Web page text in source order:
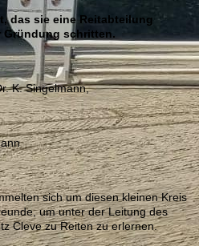
das sie eine Reitabteilung
schritten.
K. Singelmann,
sich um diesen kleinen Kreis
um unter der Leitung des
Cleve zu Reiten zu erlernen.